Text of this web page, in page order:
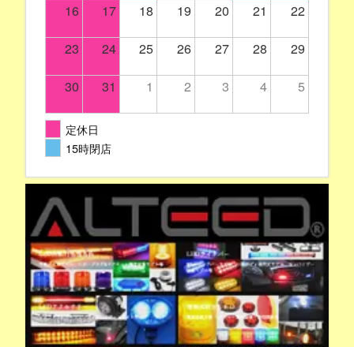
16 17 18 19 20 21 22
23 24 25 26 27 28 29
30 31 1 2 3 4 5
定休日
15時閉店